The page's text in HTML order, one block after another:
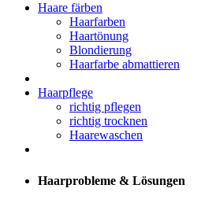
Haare färben
Haarfarben
Haartönung
Blondierung
Haarfarbe abmattieren
Haarpflege
richtig pflegen
richtig trocknen
Haarewaschen
Haarprobleme & Lösungen